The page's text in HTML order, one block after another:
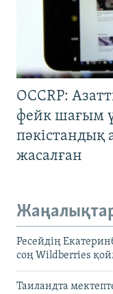
OCCRP:
фейк шағым
пәкістандық
жасалған
Ресейдің
соң Wildberries
Таиландта